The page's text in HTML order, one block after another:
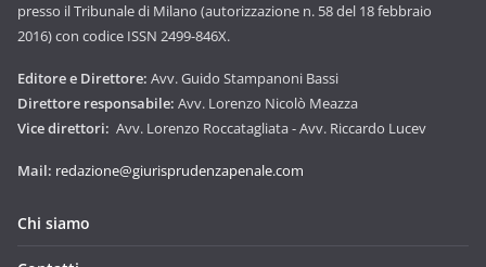
presso il Tribunale di Milano (autorizzazione n. 58 del 18 febbraio
2016) con codice ISSN 2499-846X.
Editore e Direttore: Avv. Guido Stampanoni Bassi
Direttore responsabile: Avv. Lorenzo Nicolò Meazza
Vice direttori: Avv. Lorenzo Roccatagliata - Avv. Riccardo Lucev
Mail: redazione@giurisprudenzapenale.com
Chi siamo